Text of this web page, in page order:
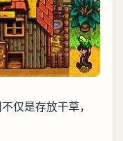
仅是存放干草，